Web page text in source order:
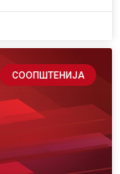
СООПШТЕНИЈА